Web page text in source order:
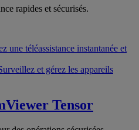
rapides et sécurisés.
une téléassistance instantanée et
et gérez les appareils
Tensor